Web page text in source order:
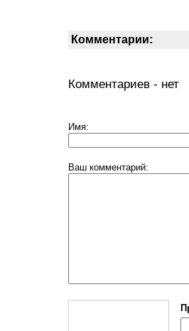
Комментарии:
Комментариев - нет
Имя:
Ваш комментарий: